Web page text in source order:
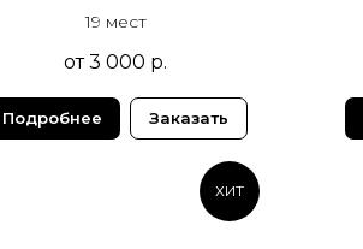
19 мест
от 3 000 р.
Подробнее Заказать
ХИТ